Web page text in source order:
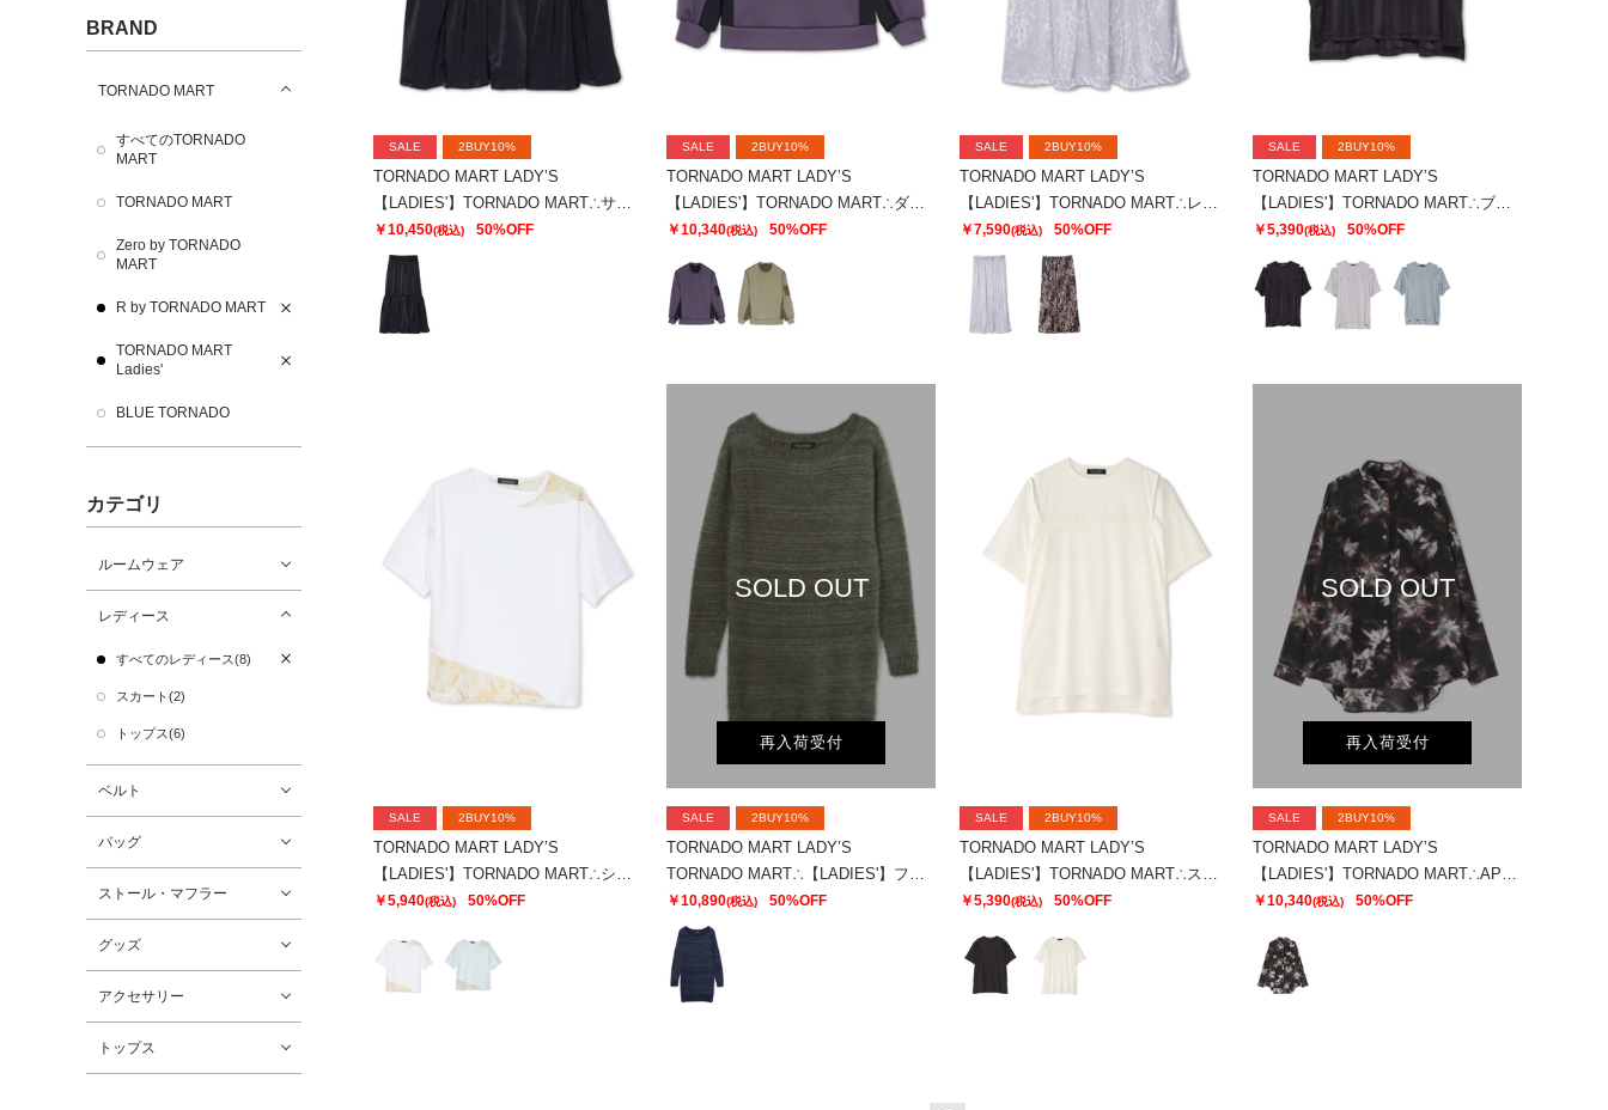
BRAND
TORNADO MART
すべてのTORNADO
MART
TORNADO MART
Zero by TORNADO
MART
R by TORNADO MART
TORNADO MART
Ladies'
BLUE TORNADO
カテゴリ
ルームウェア
レディース
すべてのレディース(8)
スカート(2)
トップス(6)
ベルト
バッグ
ストール・マフラー
グッズ
アクセサリー
トップス
SALE 2BUY10%
TORNADO MART LADY’S
￥10,450(税込) 50%OFF
SALE 2BUY10%
TORNADO MART LADY’S
￥10,340(税込) 50%OFF
SALE 2BUY10%
TORNADO MART LADY’S
￥7,590(税込) 50%OFF
SALE 2BUY10%
TORNADO MART LADY’S
￥5,390(税込) 50%OFF
SALE 2BUY10%
TORNADO MART LADY’S
￥5,940(税込) 50%OFF
SOLD OUT
再入荷受付
SALE 2BUY10%
TORNADO MART LADY’S
￥10,890(税込) 50%OFF
SALE 2BUY10%
TORNADO MART LADY’S
￥5,390(税込) 50%OFF
SOLD OUT
再入荷受付
SALE 2BUY10%
TORNADO MART LADY’S
￥10,340(税込) 50%OFF